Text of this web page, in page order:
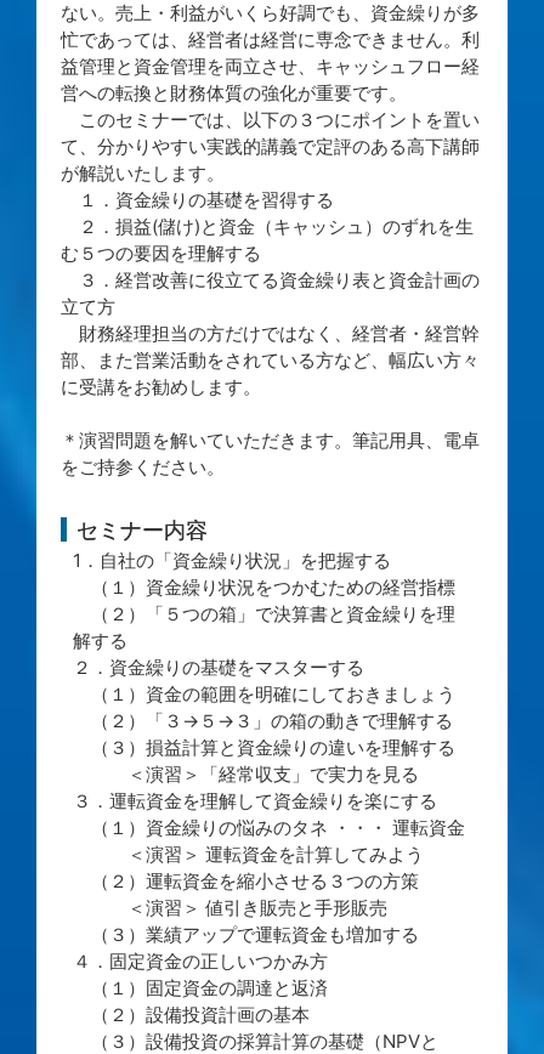
ない。売上・利益がいくら好調でも、資金繰りが多
忙であっては、経営者は経営に専念できません。利
益管理と資金管理を両立させ、キャッシュフロー経
営への転換と財務体質の強化が重要です。
このセミナーでは、以下の３つにポイントを置い
て、分かりやすい実践的講義で定評のある高下講師
が解説いたします。
１．資金繰りの基礎を習得する
２．損益(儲け)と資金（キャッシュ）のずれを生
む５つの要因を理解する
３．経営改善に役立てる資金繰り表と資金計画の
立て方
財務経理担当の方だけではなく、経営者・経営幹
部、また営業活動をされている方など、幅広い方々
に受講をお勧めします。
＊演習問題を解いていただきます。筆記用具、電卓
をご持参ください。
セミナー内容
1．自社の「資金繰り状況」を把握する
（１）資金繰り状況をつかむための経営指標
（２）「５つの箱」で決算書と資金繰りを理
解する
２．資金繰りの基礎をマスターする
（１）資金の範囲を明確にしておきましょう
（２）「３→５→３」の箱の動きで理解する
（３）損益計算と資金繰りの違いを理解する
＜演習＞「経常収支」で実力を見る
３．運転資金を理解して資金繰りを楽にする
（１）資金繰りの悩みのタネ ・・・ 運転資金
＜演習＞ 運転資金を計算してみよう
（２）運転資金を縮小させる３つの方策
＜演習＞ 値引き販売と手形販売
（３）業績アップで運転資金も増加する
４．固定資金の正しいつかみ方
（１）固定資金の調達と返済
（２）設備投資計画の基本
（３）設備投資の採算計算の基礎（NPVと